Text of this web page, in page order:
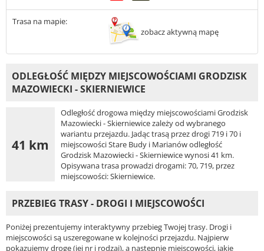
Trasa na mapie:
zobacz aktywną mapę
ODLEGŁOŚĆ MIĘDZY MIEJSCOWOŚCIAMI GRODZISK
MAZOWIECKI - SKIERNIEWICE
41 km
Odległość drogowa między miejscowościami Grodzisk
Mazowiecki - Skierniewice zależy od wybranego
wariantu przejazdu. Jadąc trasą przez drogi 719 i 70 i
miejscowości Stare Budy i Marianów odległość
Grodzisk Mazowiecki - Skierniewice wynosi 41 km.
Opisywana trasa prowadzi drogami: 70, 719, przez
miejscowości: Skierniewice.
PRZEBIEG TRASY - DROGI I MIEJSCOWOŚCI
Poniżej prezentujemy interaktywny przebieg Twojej trasy. Drogi i
miejscowości są uszeregowane w kolejności przejazdu. Najpierw
pokazujemy drogę (jej nr i rodzaj), a następnie miejscowości, jakie